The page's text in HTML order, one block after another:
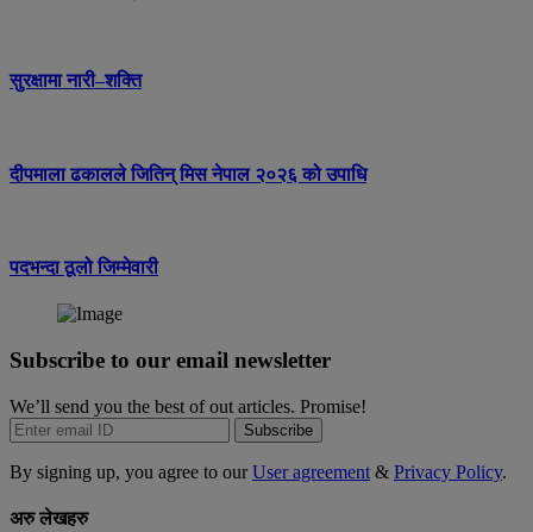
सुरक्षामा नारी–शक्ति
दीपमाला ढकालले जितिन् मिस नेपाल २०२६ को उपाधि
पदभन्दा ठूलो जिम्मेवारी
Subscribe to our email newsletter
We’ll send you the best of out articles. Promise!
Subscribe
By signing up, you agree to ourUser agreement & Privacy Policy.
अरु लेखहरु